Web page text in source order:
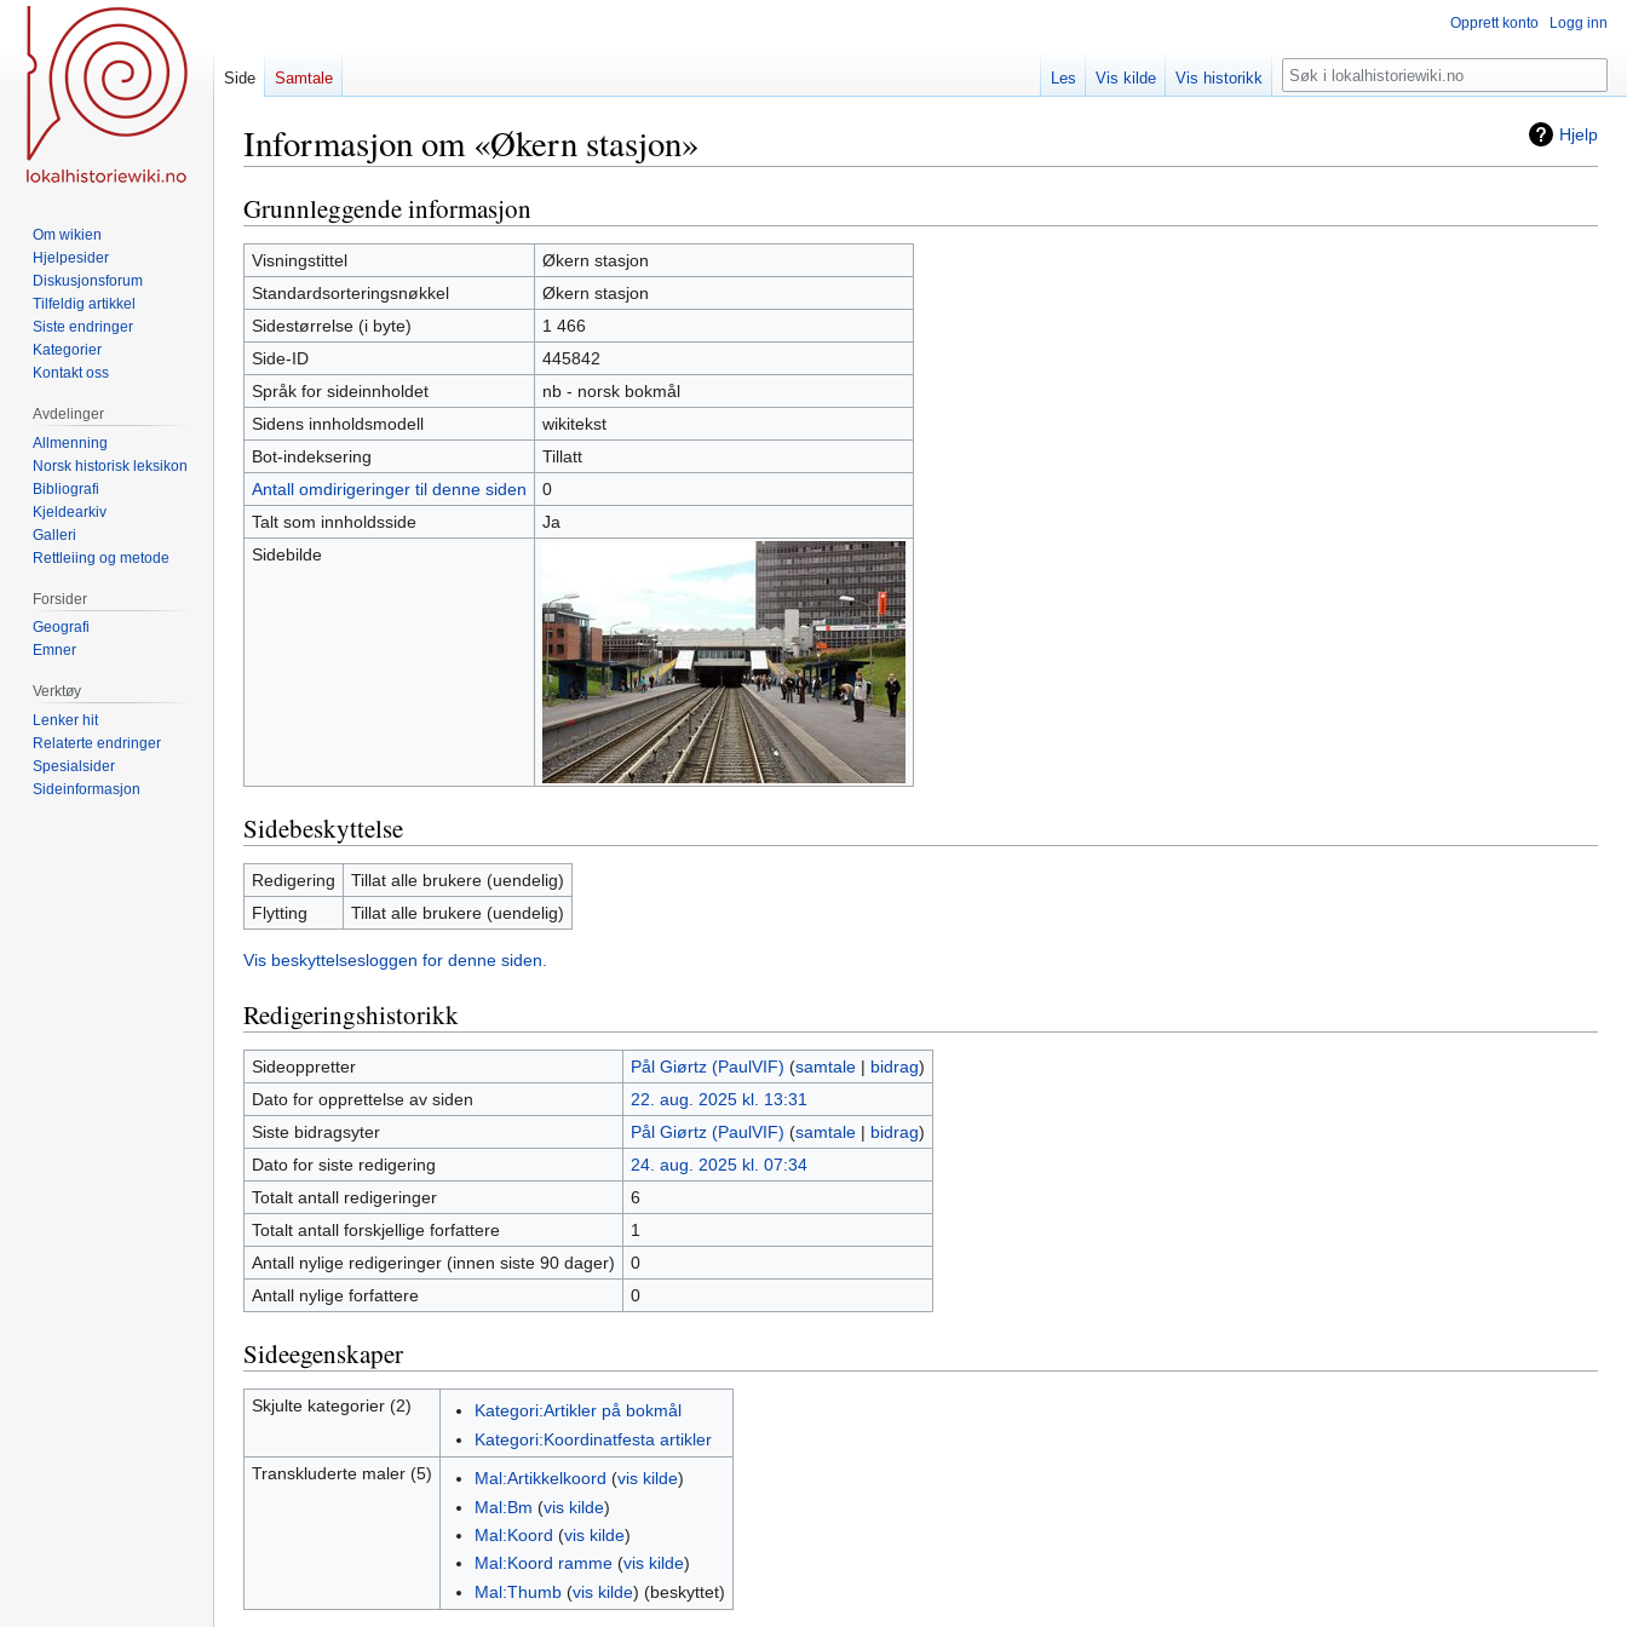
Hjelp
Informasjon om «Økern stasjon»
Hopp
til
navigering
Hopp
til
søk
Grunnleggende informasjon
Visningstittel
Økern stasjon
Standardsorteringsnøkkel
Økern stasjon
Sidestørrelse (i byte)
1 466
Side-ID
445842
Språk for sideinnholdet
nb - norsk bokmål
Sidens innholdsmodell
wikitekst
Bot-indeksering
Tillatt
Antall omdirigeringer til denne siden
0
Talt som innholdsside
Ja
Sidebilde
Sidebeskyttelse
Redigering
Tillat alle brukere (uendelig)
Flytting
Tillat alle brukere (uendelig)
Vis beskyttelsesloggen for denne siden.
Redigeringshistorikk
Sideoppretter Pål Giørtz (PaulVIF) (samtale| bidrag)
Dato for opprettelse av siden
22. aug. 2025 kl. 13:31
Siste bidragsyter
Pål Giørtz (PaulVIF) (samtale| bidrag)
Dato for siste redigering
24. aug. 2025 kl. 07:34
Totalt antall redigeringer
6
Totalt antall forskjellige forfattere
1
Antall nylige redigeringer (innen siste 90 dager)
0
Antall nylige forfattere
0
Sideegenskaper
Skjulte kategorier (2)
Kategori:Artikler på bokmål
Kategori:Koordinatfesta artikler
Transkluderte maler (5)
Mal:Artikkelkoord (vis kilde)
Mal:Bm (vis kilde)
Mal:Koord (vis kilde)
Mal:Koord ramme(vis kilde)
Mal:Thumb(vis kilde) (beskyttet)
Opprett konto Logg inn
Side Samtale Les Vis kilde Vis historikk Søk
Om wikien
Hjelpesider
Diskusjonsforum
Tilfeldig artikkel
Siste endringer
Kategorier
Kontakt oss
Avdelinger
Allmenning
Norsk historisk leksikon
Bibliografi
Kjeldearkiv
Galleri
Rettleiing og metode
Forsider
Geografi
Emner
Verktøy
Lenker hit
Relaterte endringer
Spesialsider
Sideinformasjon